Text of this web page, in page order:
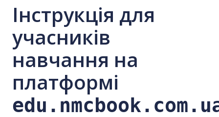
Інструкція для
учасників
навчання на
платформі